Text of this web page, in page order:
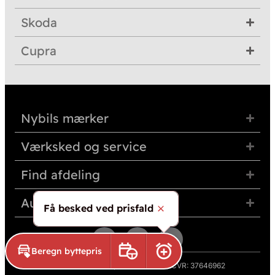
Skoda
Cupra
Nybils mærker
Værksked og service
Find afdeling
Auto Group Nordvest
© 2026 Auto Group Nordvest A/S · CVR: 37646962
Beregn byttepris
Book prøveturAktivér prisalarm
Få besked ved prisfald
Skjul